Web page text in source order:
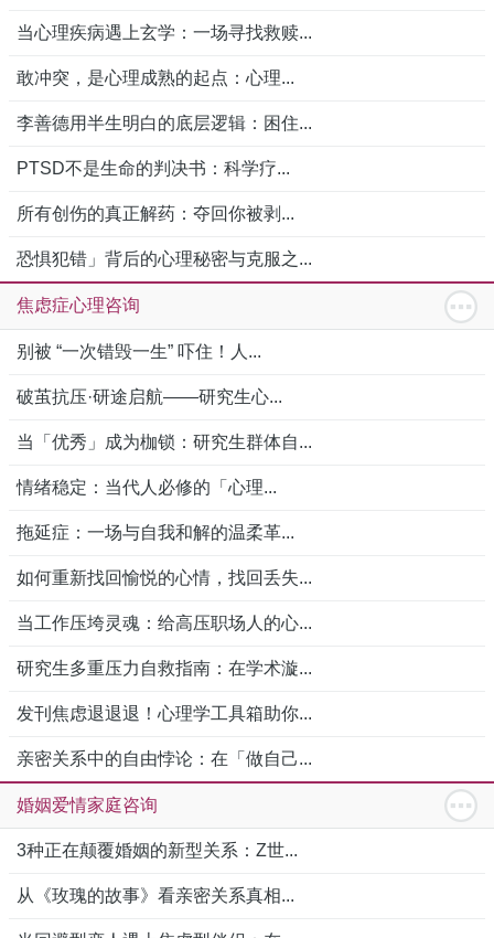
当心理疾病遇上玄学：一场寻找救赎...
敢冲突，是心理成熟的起点：心理...
李善德用半生明白的底层逻辑：困住...
PTSD不是生命的判决书：科学疗...
所有创伤的真正解药：夺回你被剥...
恐惧犯错」背后的心理秘密与克服之...
焦虑症心理咨询
别被 “一次错毁一生” 吓住！人...
破茧抗压·研途启航——研究生心...
当「优秀」成为枷锁：研究生群体自...
情绪稳定：当代人必修的「心理...
拖延症：一场与自我和解的温柔革...
如何重新找回愉悦的心情，找回丢失...
当工作压垮灵魂：给高压职场人的心...
研究生多重压力自救指南：在学术漩...
发刊焦虑退退退！心理学工具箱助你...
亲密关系中的自由悖论：在「做自己...
婚姻爱情家庭咨询
3种正在颠覆婚姻的新型关系：Z世...
从《玫瑰的故事》看亲密关系真相...